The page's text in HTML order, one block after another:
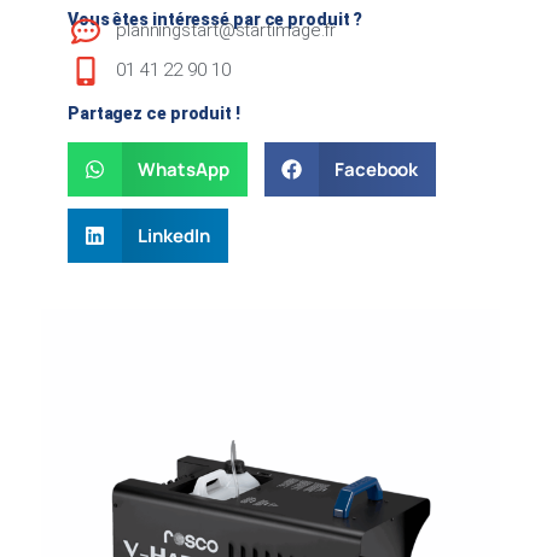
Vous êtes intéressé par ce produit ?
planningstart@startimage.fr
01 41 22 90 10
Partagez ce produit !
WhatsApp Facebook
LinkedIn